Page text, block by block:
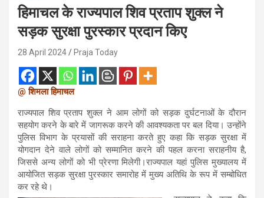
हिमाचल के राज्यपाल शिव प्रताप शुक्ल ने
सड़क सुरक्षा पुरस्कार प्रदान किए
28 April 2024 Praja Today
@ शिमला हिमाचल
राज्यपाल शिव प्रताप शुक्ल ने आम लोगों को सड़क दुर्घटनाओं के दौरान
सहयोग करने के बारे में जागरूक करने की आवश्यकता पर बल दिया। उन्होंने
पुलिस विभाग के प्रयासों की सराहना करते हुए कहा कि सड़क सुरक्षा में
योगदान देने वाले लोगों को सम्मानित करने की पहल करना सराहनीय है,
जिससे अन्य लोगों को भी प्रेरणा मिलेगी।राज्यपाल यहां पुलिस मुख्यालय में
आयोजित सड़क सुरक्षा पुरस्कार समारोह में मुख्य अतिथि के रूप में सम्बोधित
कर रहे थे।